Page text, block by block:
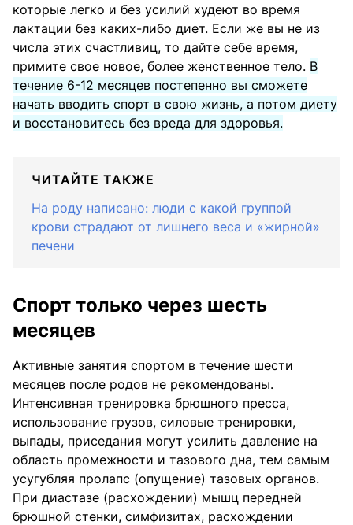
которые легко и без усилий худеют во время
лактации без каких-либо диет. Если же вы не из
числа этих счастливиц, то дайте себе время,
примите свое новое, более женственное тело. В
течение 6-12 месяцев постепенно вы сможете
начать вводить спорт в свою жизнь, а потом диету
и восстановитесь без вреда для здоровья.
ЧИТАЙТЕ ТАКЖЕ
На роду написано: люди с какой группой
крови страдают от лишнего веса и «жирной»
печени
Спорт только через шесть
месяцев
Активные занятия спортом в течение шести
месяцев после родов не рекомендованы.
Интенсивная тренировка брюшного пресса,
использование грузов, силовые тренировки,
выпады, приседания могут усилить давление на
область промежности и тазового дна, тем самым
усугубляя пролапс (опущение) тазовых органов.
При диастазе (расхождении) мышц передней
брюшной стенки, симфизитах, расхождении